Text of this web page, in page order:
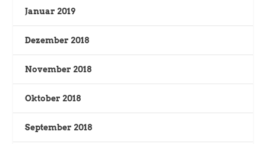
Januar 2019
Dezember 2018
November 2018
Oktober 2018
September 2018